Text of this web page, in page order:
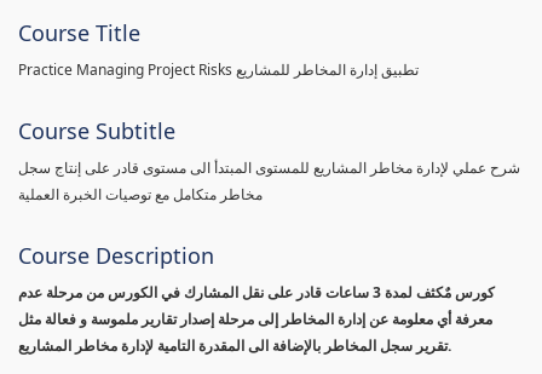
Course Title
Practice Managing Project Risks تطبيق إدارة المخاطر للمشاريع
Course Subtitle
شرح عملي لإدارة مخاطر المشاريع للمستوى المبتدأ الى مستوى قادر على إنتاج سجل
مخاطر متكامل مع توصيات الخبرة العملية
Course Description
كورس مٌكثف لمدة 3 ساعات قادر على نقل المشارك في الكورس من مرحلة عدم
معرفة أي معلومة عن إدارة المخاطر إلى مرحلة إصدار تقارير ملموسة و فعالة مثل
تقرير سجل المخاطر بالإضافة الى المقدرة التامية لإدارة مخاطر المشاريع.